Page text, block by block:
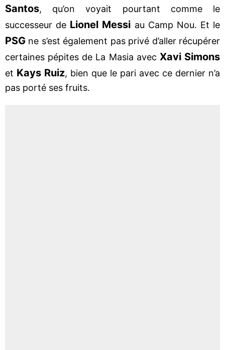
Santos, qu’on voyait pourtant comme le
successeur de Lionel Messi au Camp Nou. Et le
PSG ne s’est également pas privé d’aller récupérer
certaines pépites de La Masia avec Xavi Simons
et Kays Ruiz, bien que le pari avec ce dernier n’a
pas porté ses fruits.